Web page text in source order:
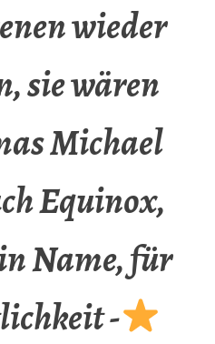
wieder
sie wären
Michael
Equinox,
Name, für
-